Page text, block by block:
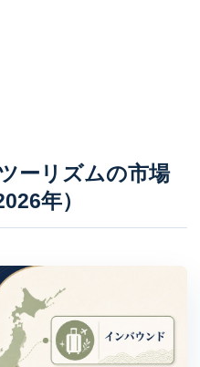
ーリズムの市場
年）